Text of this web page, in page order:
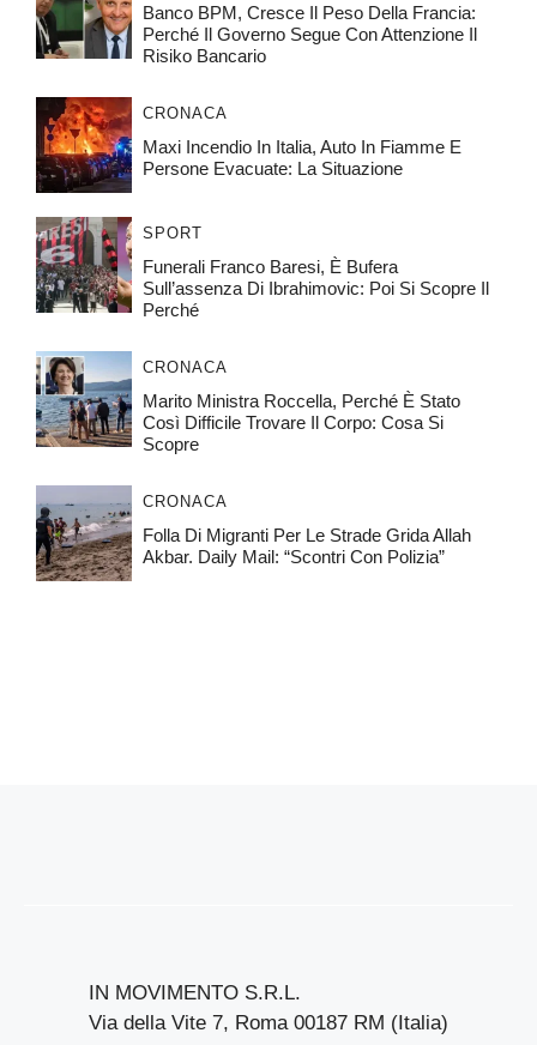
Banco BPM, Cresce Il Peso Della Francia:
Perché Il Governo Segue Con Attenzione Il
Risiko Bancario
CRONACA
Maxi Incendio In Italia, Auto In Fiamme E
Persone Evacuate: La Situazione
SPORT
Funerali Franco Baresi, È Bufera
Sull’assenza Di Ibrahimovic: Poi Si Scopre Il
Perché
CRONACA
Marito Ministra Roccella, Perché È Stato
Così Difficile Trovare Il Corpo: Cosa Si
Scopre
CRONACA
Folla Di Migranti Per Le Strade Grida Allah
Akbar. Daily Mail: “Scontri Con Polizia”
IN MOVIMENTO S.R.L.
Via della Vite 7, Roma 00187 RM (Italia)